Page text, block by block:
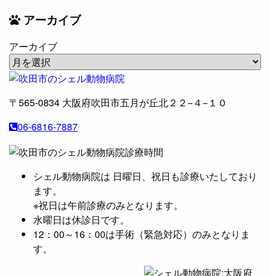
アーカイブ
アーカイブ
〒565-0834 大阪府吹田市五月が丘北２２−４−１０
06-6816-7887
シェル動物病院は 日曜日、祝日も診療いたしており
ます。
※祝日は午前診療のみとなります。
水曜日は休診日です。
12：00～16：00は手術（緊急対応）のみとなりま
す。